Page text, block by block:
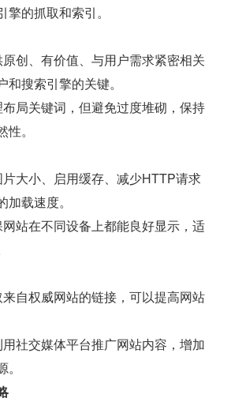
的抓取和索引。
原创、有价值、与用户需求紧密相关
搜索引擎的关键。
局关键词，但避免过度堆砌，保持
。
片大小、启用缓存、减少HTTP请求
载速度。
网站在不同设备上都能良好显示，适
来自权威网站的链接，可以提高网站
用社交媒体平台推广网站内容，增加